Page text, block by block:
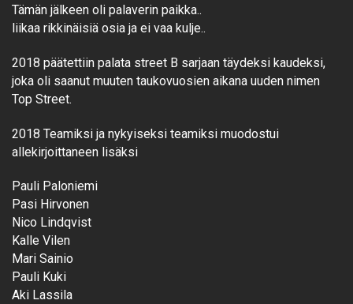
Tämän jälkeen oli palaverin paikka..
liikaa rikkinäisiä osia ja ei vaa kulje..
2018 päätettiin palata street B sarjaan täydeksi kaudeksi,
joka oli saanut muuten taukovuosien aikana uuden nimen
Top Street.
2018 Teamiksi ja nykyiseksi teamiksi muodostui
allekirjoittaneen lisäksi
Pauli Paloniemi
Pasi Hirvonen
Nico Lindqvist
Kalle Vilen
Mari Sainio
Pauli Kuki
Aki Lassila